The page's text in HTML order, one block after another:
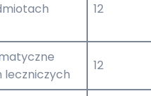
12
12